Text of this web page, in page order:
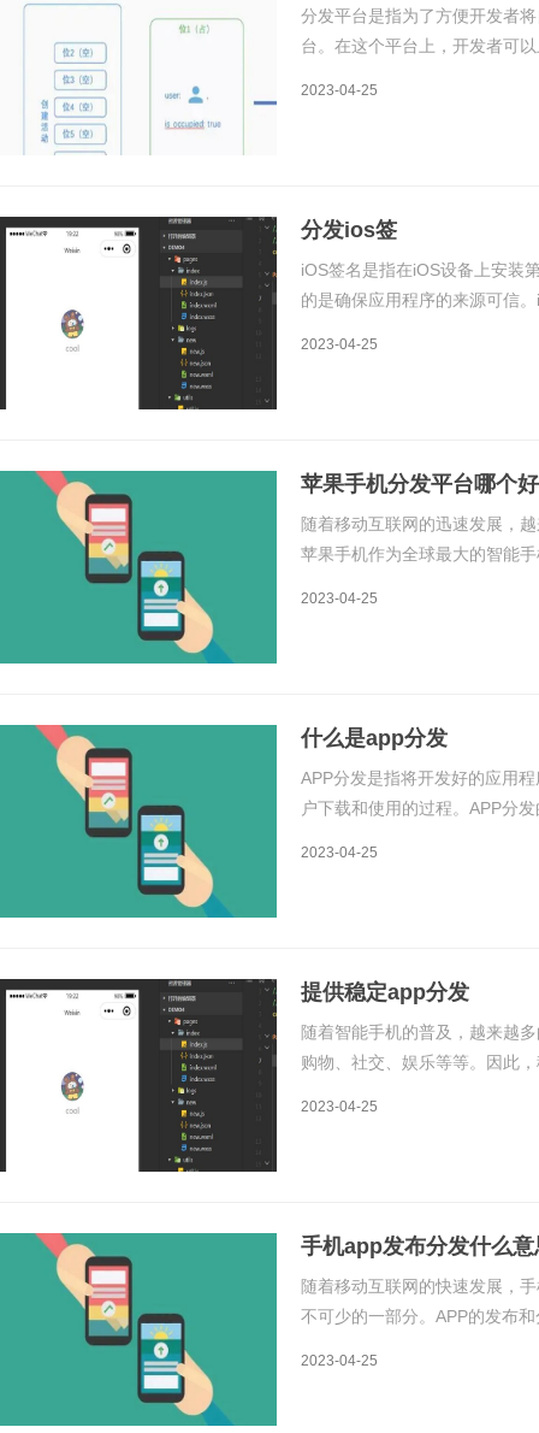
分发平台是指为了方便开发者
台。在这个平台上，开发者可
2023-04-25
分发ios签
iOS签名是指在iOS设备上安装
的是确保应用程序的来源可信
2023-04-25
苹果手机分发平台哪个好
随着移动互联网的迅速发展，
苹果手机作为全球最大的智能
2023-04-25
什么是app分发
APP分发是指将开发好的应用
户下载和使用的过程。APP分
2023-04-25
提供稳定app分发
随着智能手机的普及，越来越
购物、社交、娱乐等等。因此
2023-04-25
手机app发布分发什么意
随着移动互联网的快速发展，
不可少的一部分。APP的发布
2023-04-25